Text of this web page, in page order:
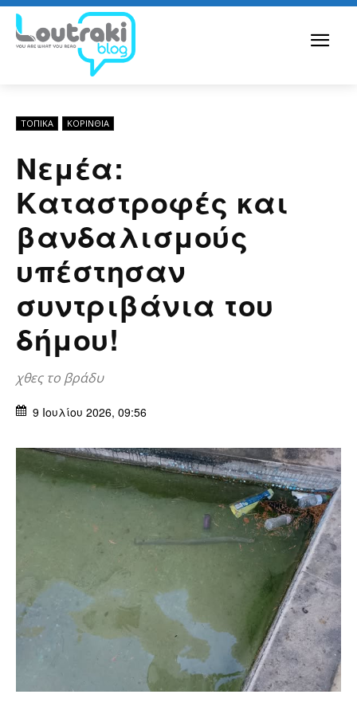
ΤΟΠΙΚΑ ΚΟΡΙΝΘΊΑ
Νεμέα:
Καταστροφές και
βανδαλισμούς
υπέστησαν
συντριβάνια του
δήμου!
χθες το βράδυ
9 Ιουλίου 2026, 09:56